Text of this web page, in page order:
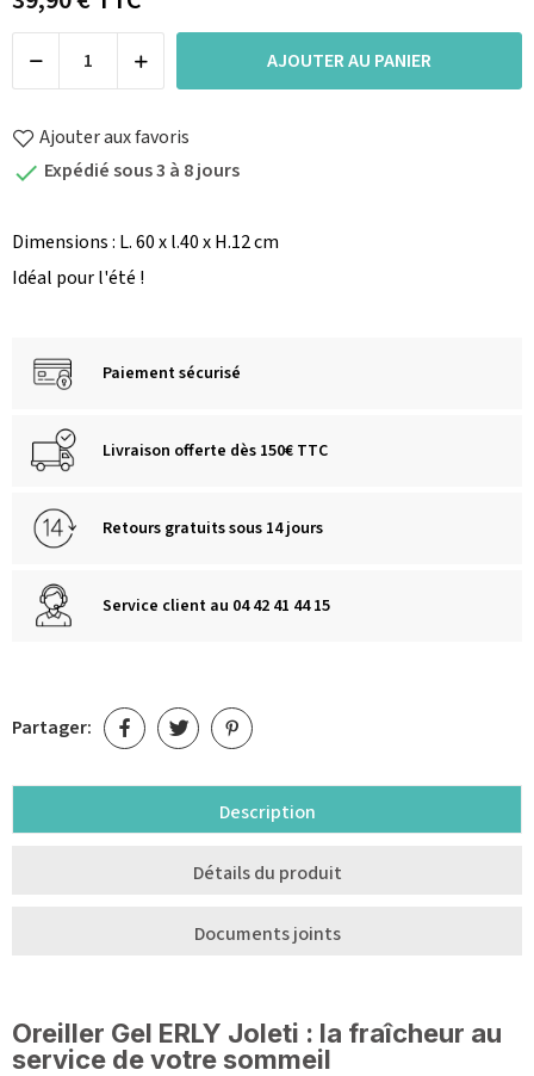
AJOUTER AU PANIER
Ajouter aux favoris
 Expédié sous 3 à 8 jours
Dimensions : L. 60 x l.40 x H.12 cm
Idéal pour l'été !
Paiement sécurisé
Livraison offerte dès 150€ TTC
Retours gratuits sous 14 jours
Service client au 04 42 41 44 15
Partager:
Description
Détails du produit
Documents joints
Oreiller Gel ERLY Joleti : la fraîcheur au
service de votre sommeil